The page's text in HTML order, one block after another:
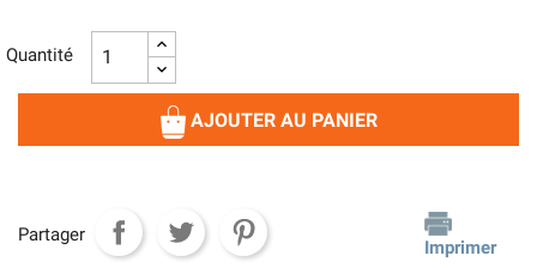
Quantité
AJOUTER AU PANIER
Partager
Imprimer